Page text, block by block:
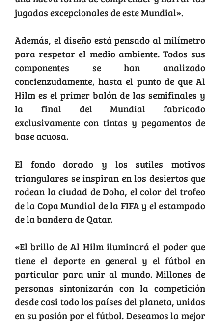
jugadas excepcionales de este Mundial».
Además, el diseño está pensado al milímetro
para respetar el medio ambiente. Todos sus
componentes se han analizado
concienzudamente, hasta el punto de que Al
Hilm es el primer balón de las semifinales y
la final del Mundial fabricado
exclusivamente con tintas y pegamentos de
base acuosa.
El fondo dorado y los sutiles motivos
triangulares se inspiran en los desiertos que
rodean la ciudad de Doha, el color del trofeo
de la Copa Mundial de la FIFA y el estampado
de la bandera de Qatar.
«El brillo de Al Hilm iluminará el poder que
tiene el deporte en general y el fútbol en
particular para unir al mundo. Millones de
personas sintonizarán con la competición
desde casi todo los países del planeta, unidas
en su pasión por el fútbol. Deseamos la mejor